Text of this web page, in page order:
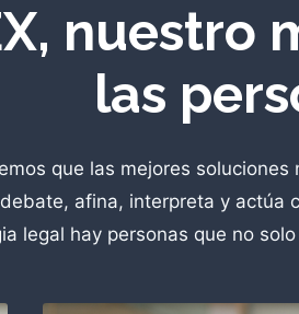
nuestro
las
que las mejores
afina, interpreta y actúa
legal hay personas que no